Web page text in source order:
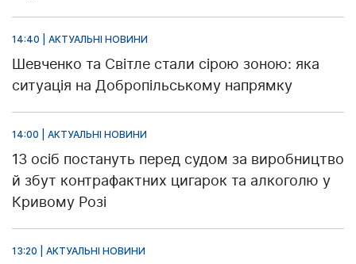
14:40 | АКТУАЛЬНІ НОВИНИ
Шевченко та Світле стали сірою зоною: яка
ситуація на Добропільському напрямку
14:00 | АКТУАЛЬНІ НОВИНИ
13 осіб постануть перед судом за виробництво
й збут контрафактних цигарок та алкоголю у
Кривому Розі
13:20 | АКТУАЛЬНІ НОВИНИ